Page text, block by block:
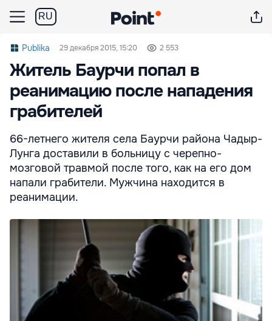
RU
Publika 29 декабря 2015, 15:20 2 553
Житель Баурчи попал в
реанимацию после нападения
грабителей
66-летнего жителя села Баурчи района Чадыр-
Лунга доставили в больницу с черепно-
мозговой травмой после того, как на его дом
напали грабители. Мужчина находится в
реанимации.